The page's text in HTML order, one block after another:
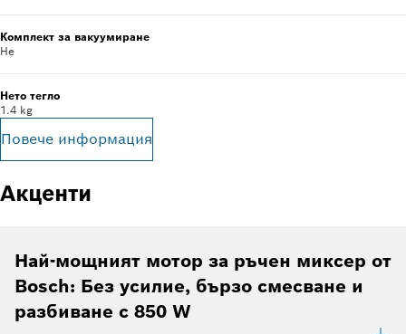
Комплект за вакуумиране
Не
Нето тегло
1.4 kg
Повече информация
Акценти
Най-мощният мотор за ръчен миксер от
Bosch: Без усилие, бързо смесване и
разбиване с 850 W